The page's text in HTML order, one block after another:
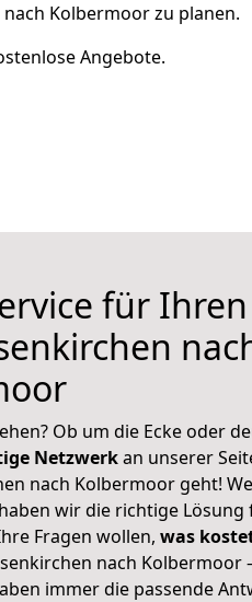
Kolbermoor zu planen.
Angebote.
für
Ob um die Ecke oder
Netzwerkan unserer
nach Kolbermoor geht!
wir die richtige Lösung
Fragen wollen, was
nach Kolbermoor
immer die passende